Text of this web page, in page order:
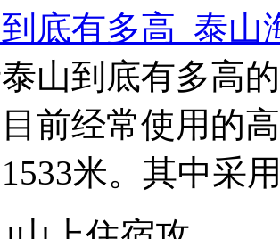
底有多高_泰山
山到底有多高
前经常使用的
米。其中采